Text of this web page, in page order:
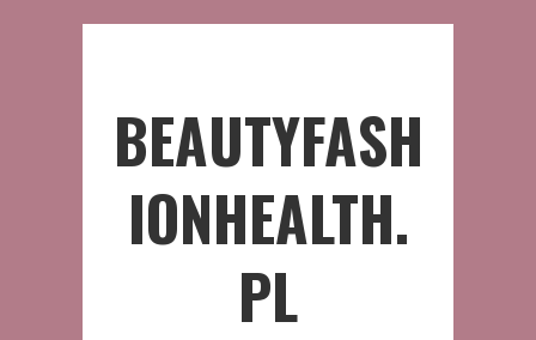
BEAUTYFASH
IONHEALTH.
PL